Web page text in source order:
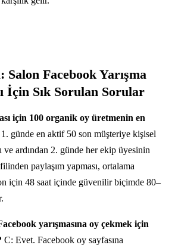
Salon Facebook Yarışma
İçin Sık Sorulan Sorular
için 100 organik oy üretmenin en
günde en aktif 50 son müşteriye kişisel
ve ardından 2. günde her ekip üyesinin
paylaşım yapması, ortalama
için 48 saat içinde güvenilir biçimde 80–
yarışmasına oy çekmek için
C: Evet. Facebook oy sayfasına